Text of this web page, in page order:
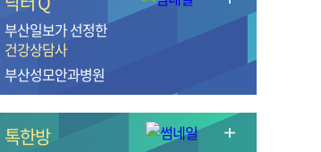
부산일보가 선정한
건강상담사
부산성모안과병원
톡한방